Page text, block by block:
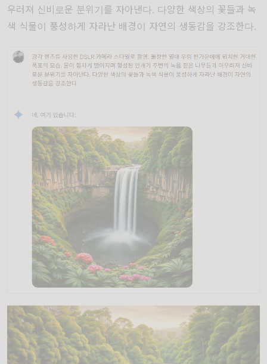
우러져 신비로운 분위기를 자아낸다. 다양한 색상의 꽃들과 녹
색 식물이 풍성하게 자라난 배경이 자연의 생동감을 강조한다.